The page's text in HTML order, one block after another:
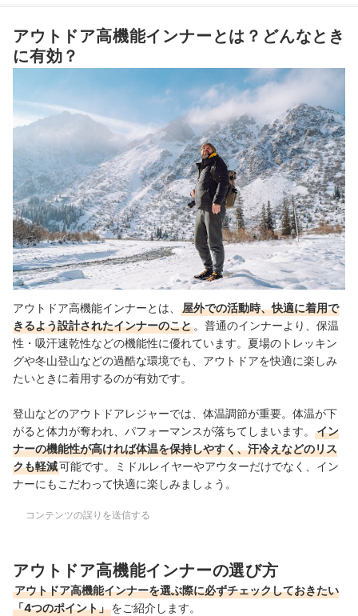
アウトドア高機能インナー全119商品おすすめ人気ランキング
インナーと一緒に使いたいウェアにも注目しよう
アウトドア高機能インナーの売れ筋ランキングもチェック！
アウトドア高機能インナーとは？どんなとき
に有効？
アウトドア高機能インナーとは、
屋外での活動時、快適に着用で
きるよう設計されたインナーのこと 。普通のインナーより、保温
性・吸汗速乾性などの機能性に優れています。夏場のトレッキン
グや冬山登山などの過酷な環境でも、アウトドアを快適に楽しみ
たいときに着用するのが有効です。
登山などのアウトドアレジャーでは、体温調節が重要。体温が下
がると体力が奪われ、パフォーマンスが落ちてしまいます。
イン
ナーの機能性が高ければ体温を保持しやすく、汗冷えなどのリス
クも軽減可能です。ミドルレイヤーやアウターだけでなく、イン
ナーにもこだわって快適に楽しみましょう。
コンテンツの誤りを送信する
アウトドア高機能インナーの選び方
アウトドア高機能インナーを選ぶ際に必ずチェックしておきたい
「4つのポイント」をご紹介します。